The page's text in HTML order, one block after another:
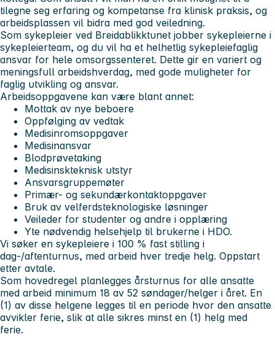
tilegne seg erfaring og kompetanse fra klinisk praksis, og
arbeidsplassen vil bidra med god veiledning.
Som sykepleier ved Breidablikktunet jobber sykepleierne i
sykepleierteam, og du vil ha et helhetlig sykepleiefaglig
ansvar for hele omsorgssenteret. Dette gir en variert og
meningsfull arbeidshverdag, med gode muligheter for
faglig utvikling og ansvar.
Arbeidsoppgavene kan være blant annet:
Mottak av nye beboere
Oppfølging av vedtak
Medisinromsoppgaver
Medisinansvar
Blodprøvetaking
Medisinskteknisk utstyr
Ansvarsgruppemøter
Primær- og sekundærkontaktoppgaver
Bruk av velferdsteknologiske løsninger
Veileder for studenter og andre i opplæring
Yte nødvendig helsehjelp til brukerne i HDO.
Vi søker en sykepleiere i 100 % fast stilling i
dag-/aftenturnus, med arbeid hver tredje helg. Oppstart
etter avtale.
Som hovedregel planlegges årsturnus for alle ansatte
med arbeid minimum 18 av 52 søndager/helger i året. En
(1) av disse helgene legges til en periode hvor den ansatte
avvikler ferie, slik at alle sikres minst en (1) helg med
ferie.